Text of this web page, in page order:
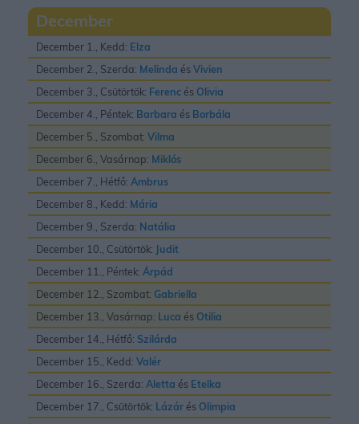
December
December 1., Kedd: Elza
December 2., Szerda: Melinda ésVivien
December 3., Csütörtök: Ferenc és Olivia
December 4., Péntek: Barbara és Borbála
December 5., Szombat: Vilma
December 6., Vasárnap: Miklós
December 7., Hétfő: Ambrus
December 8., Kedd: Mária
December 9., Szerda: Natália
December 10., Csütörtök: Judit
December 11., Péntek: Árpád
December 12., Szombat: Gabriella
December 13., Vasárnap: Luca és Otilia
December 14., Hétfő: Szilárda
December 15., Kedd: Valér
December 16., Szerda: Aletta és Etelka
December 17., Csütörtök: Lázár és Olimpia